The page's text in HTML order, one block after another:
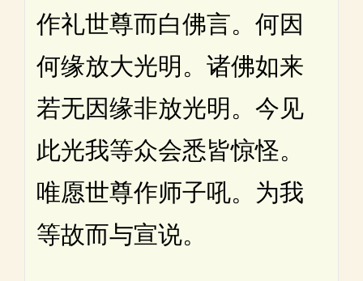
作礼世尊而白佛言。何因
何缘放大光明。诸佛如来
若无因缘非放光明。今见
此光我等众会悉皆惊怪。
唯愿世尊作师子吼。为我
等故而与宣说。